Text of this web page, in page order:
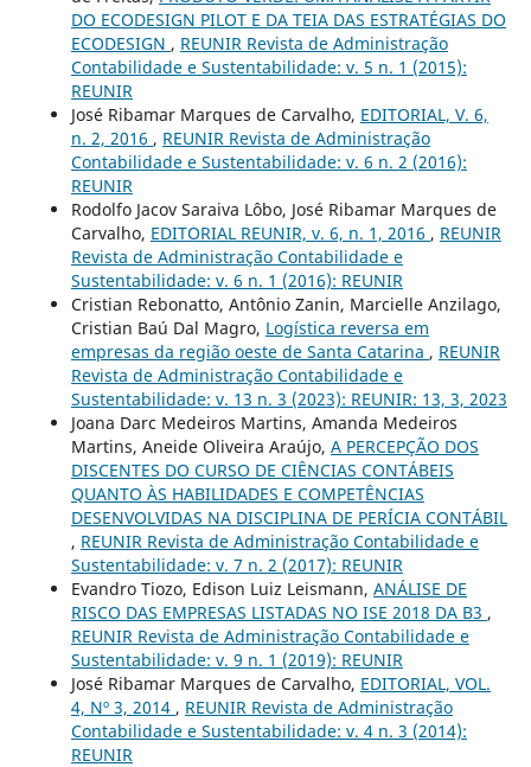
DO ECODESIGN PILOT E DA TEIA DAS ESTRATÉGIAS DO
ECODESIGN , REUNIR Revista de Administração
Contabilidade e Sustentabilidade: v. 5 n. 1 (2015):
REUNIR
José Ribamar Marques de Carvalho, EDITORIAL, V. 6,
n. 2, 2016 , REUNIR Revista de Administração
Contabilidade e Sustentabilidade: v. 6 n. 2 (2016):
REUNIR
Rodolfo Jacov Saraiva Lôbo, José Ribamar Marques de
Carvalho, EDITORIAL REUNIR, v. 6, n. 1, 2016 , REUNIR
Revista de Administração Contabilidade e
Sustentabilidade: v. 6 n. 1 (2016): REUNIR
Cristian Rebonatto, Antônio Zanin, Marcielle Anzilago,
Cristian Baú Dal Magro, Logística reversa em
empresas da região oeste de Santa Catarina , REUNIR
Revista de Administração Contabilidade e
Sustentabilidade: v. 13 n. 3 (2023): REUNIR: 13, 3, 2023
Joana Darc Medeiros Martins, Amanda Medeiros
Martins, Aneide Oliveira Araújo, A PERCEPÇÃO DOS
DISCENTES DO CURSO DE CIÊNCIAS CONTÁBEIS
QUANTO ÀS HABILIDADES E COMPETÊNCIAS
DESENVOLVIDAS NA DISCIPLINA DE PERÍCIA CONTÁBIL
, REUNIR Revista de Administração Contabilidade e
Sustentabilidade: v. 7 n. 2 (2017): REUNIR
Evandro Tiozo, Edison Luiz Leismann, ANÁLISE DE
RISCO DAS EMPRESAS LISTADAS NO ISE 2018 DA B3 ,
REUNIR Revista de Administração Contabilidade e
Sustentabilidade: v. 9 n. 1 (2019): REUNIR
José Ribamar Marques de Carvalho, EDITORIAL, VOL.
4, Nº 3, 2014 , REUNIR Revista de Administração
Contabilidade e Sustentabilidade: v. 4 n. 3 (2014):
REUNIR